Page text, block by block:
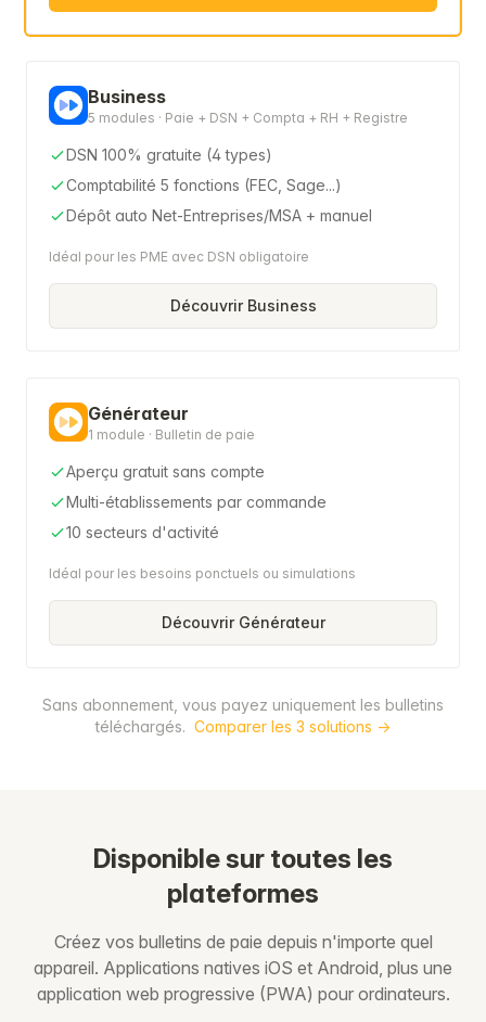
Business
5 modules · Paie + DSN + Compta + RH + Registre
DSN 100% gratuite (4 types)
Comptabilité 5 fonctions (FEC, Sage...)
Dépôt auto Net-Entreprises/MSA + manuel
Idéal pour les PME avec DSN obligatoire
Découvrir Business
Générateur
1 module · Bulletin de paie
Aperçu gratuit sans compte
Multi-établissements par commande
10 secteurs d'activité
Idéal pour les besoins ponctuels ou simulations
Découvrir Générateur
Sans abonnement, vous payez uniquement les bulletins
téléchargés. Comparer les 3 solutions →
Disponible sur toutes les
plateformes
Créez vos bulletins de paie depuis n'importe quel
appareil. Applications natives iOS et Android, plus une
application web progressive (PWA) pour ordinateurs.